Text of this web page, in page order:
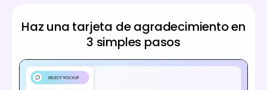
Haz una tarjeta de agradecimiento en
3 simples pasos